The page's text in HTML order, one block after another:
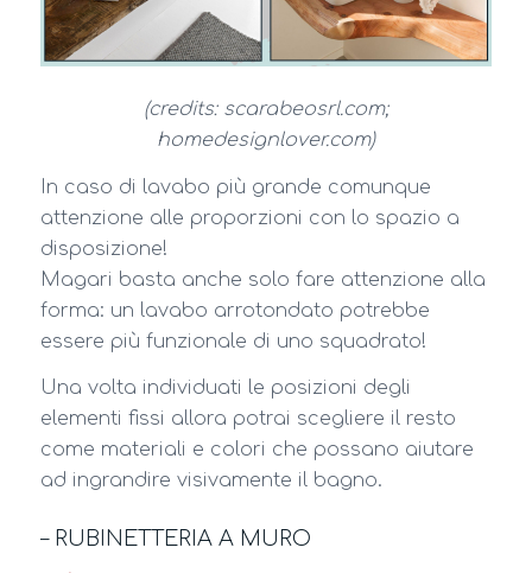
(credits: scarabeosrl.com;
homedesignlover.com)
In caso di lavabo più grande comunque
attenzione alle proporzioni con lo spazio a
disposizione!
Magari basta anche solo fare attenzione alla
forma: un lavabo arrotondato potrebbe
essere più funzionale di uno squadrato!
Una volta individuati le posizioni degli
elementi fissi allora potrai scegliere il resto
come materiali e colori che possano aiutare
ad ingrandire visivamente il bagno.
– RUBINETTERIA A MURO